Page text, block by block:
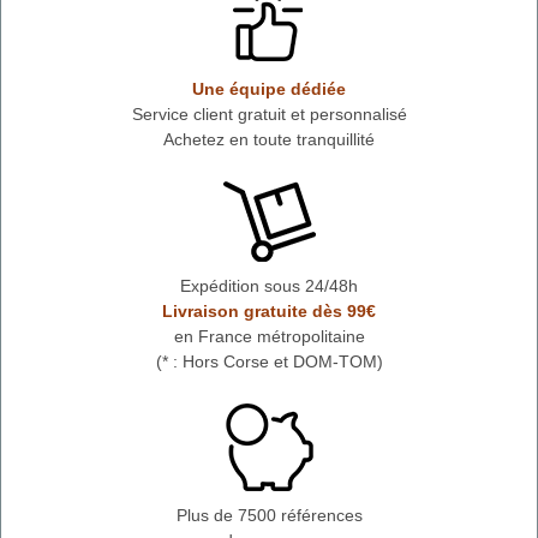
Une équipe dédiée
Service client gratuit et personnalisé
Achetez en toute tranquillité
Expédition sous 24/48h
Livraison gratuite dès 99€
en France métropolitaine
(* : Hors Corse et DOM-TOM)
Plus de 7500 références